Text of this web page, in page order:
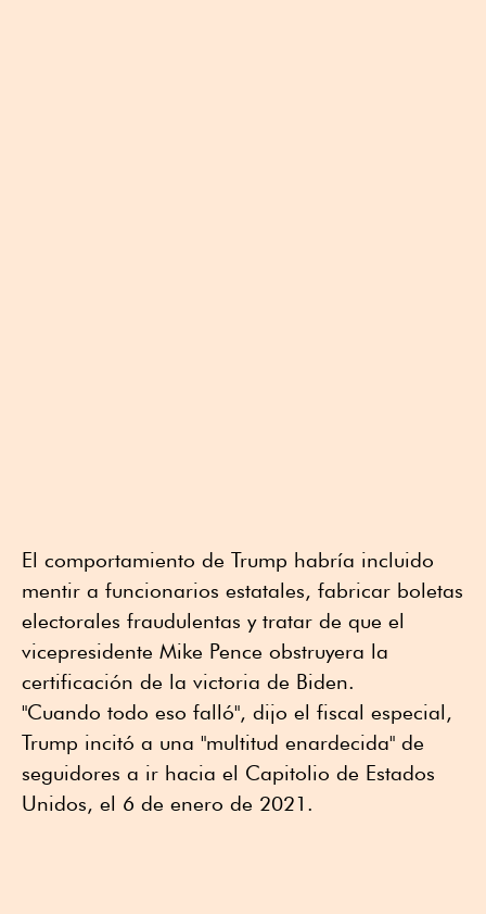
El comportamiento de Trump habría incluido
mentir a funcionarios estatales, fabricar boletas
electorales fraudulentas y tratar de que el
vicepresidente Mike Pence obstruyera la
certificación de la victoria de Biden.
"Cuando todo eso falló", dijo el fiscal especial,
Trump incitó a una "multitud enardecida" de
seguidores a ir hacia el Capitolio de Estados
Unidos, el 6 de enero de 2021.